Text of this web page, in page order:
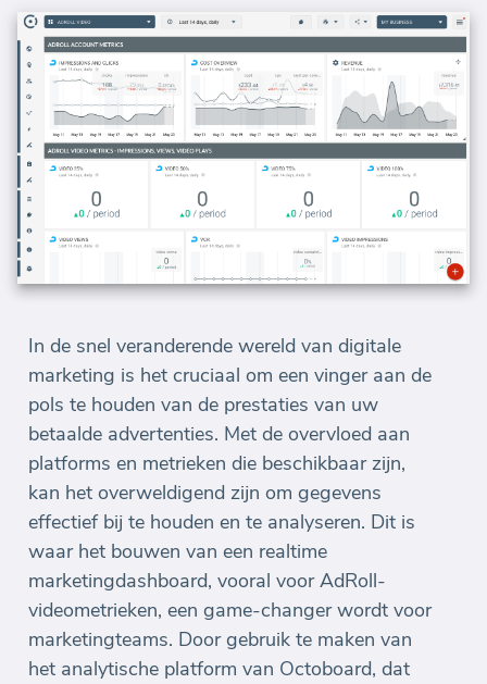
In de snel veranderende wereld van digitale
marketing is het cruciaal om een vinger aan de
pols te houden van de prestaties van uw
betaalde advertenties. Met de overvloed aan
platforms en metrieken die beschikbaar zijn,
kan het overweldigend zijn om gegevens
effectief bij te houden en te analyseren. Dit is
waar het bouwen van een realtime
marketingdashboard, vooral voor AdRoll-
videometrieken, een game-changer wordt voor
marketingteams. Door gebruik te maken van
het analytische platform van Octoboard, dat